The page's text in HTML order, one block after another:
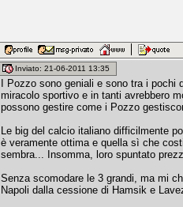
Inviato: 21-06-2011 13:35
I Pozzo sono geniali e sono tra i
miracolo sportivo e in tanti avrebbero
possono gestire come i Pozzo
Le big del calcio italiano difficilmente
è veramente ottima e quella sì che
sembra... Insomma, loro spuntato
Senza scomodare le 3 grandi, ma mi
Napoli dalla cessione di Hamsik e